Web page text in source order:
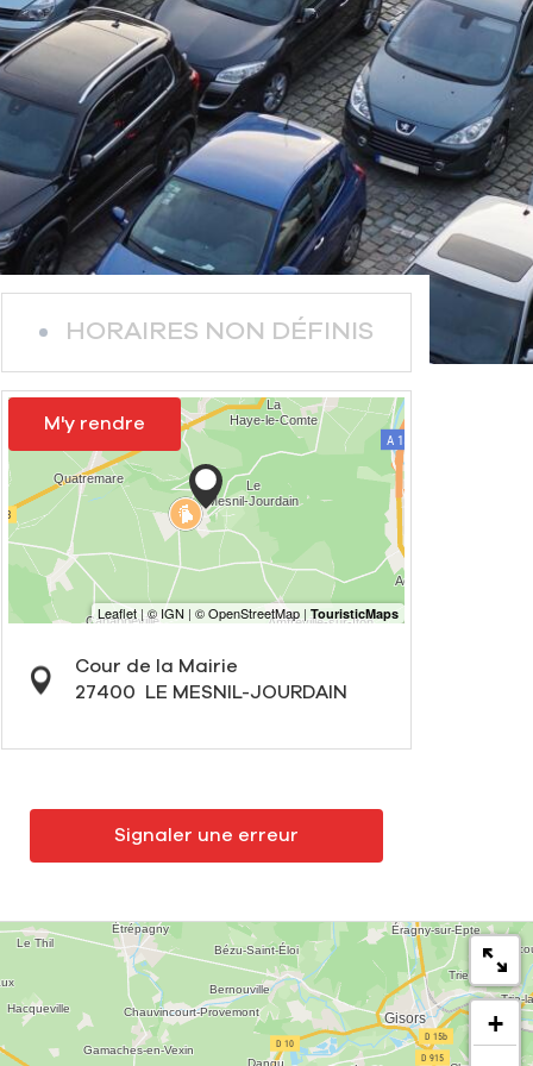
HORAIRES NON DÉFINIS
M'y rendre
Cour de la Mairie
27400
LE MESNIL-JOURDAIN
Signaler une erreur
+